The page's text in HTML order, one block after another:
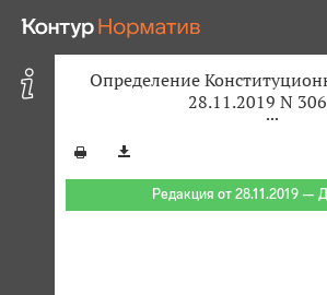
Определение
28.11.2019 N
Редакция от 28.11.2019 —